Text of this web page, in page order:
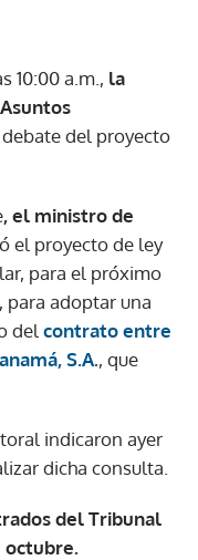
10:00 a.m., la
del proyecto
, el ministro de
el proyecto de ley
para el próximo
para adoptar una
del contrato entre
S.A., que
indicaron ayer
dicha consulta.
del Tribunal
octubre.